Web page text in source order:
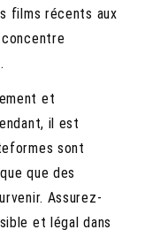
films récents aux
et
il est
sont
que des
Assurez-
et légal dans